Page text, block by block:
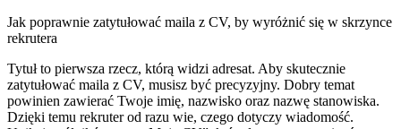
Jak poprawnie zatytułować maila z CV, by wyróżnić się w skrzynce
rekrutera
Tytuł to pierwsza rzecz, którą widzi adresat. Aby skutecznie
zatytułować maila z CV, musisz być precyzyjny. Dobry temat
powinien zawierać Twoje imię, nazwisko oraz nazwę stanowiska.
Dzięki temu rekruter od razu wie, czego dotyczy wiadomość.